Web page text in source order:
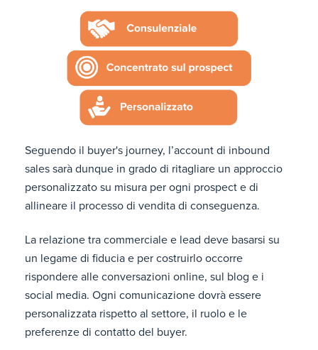
Seguendo il buyer's journey, l’account di inbound
sales sarà dunque in grado di ritagliare un approccio
personalizzato su misura per ogni prospect e di
allineare il processo di vendita di conseguenza.
La relazione tra commerciale e lead deve basarsi su
un legame di fiducia e per costruirlo occorre
rispondere alle conversazioni online, sul blog e i
social media. Ogni comunicazione dovrà essere
personalizzata rispetto al settore, il ruolo e le
preferenze di contatto del buyer.